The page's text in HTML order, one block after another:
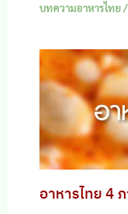
บทความอาหารไทย/
อาหารไทย 4